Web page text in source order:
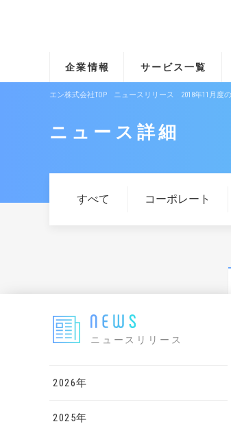
企業情報 サービス一覧
エン株式会社TOP ニュースリリース 2018年11月度
ニュース詳細
すべて コーポレート
ニュースリリース
2026年
2025年